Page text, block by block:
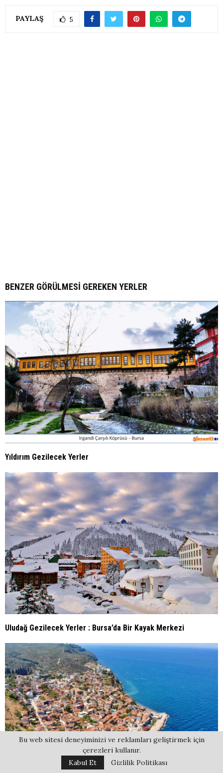
PAYLAŞ 5
BENZER GÖRÜLMESI GEREKEN YERLER
Yıldırım Gezilecek Yerler
Uludağ Gezilecek Yerler : Bursa’da Bir Kayak Merkezi
Bu web sitesi deneyiminizi ve reklamları geliştirmek için
çerezleri kullanır.
Kabul Et
Gizlilik Politikası